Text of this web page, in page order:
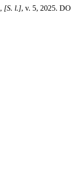
, [S. l.], v. 5, 2025.